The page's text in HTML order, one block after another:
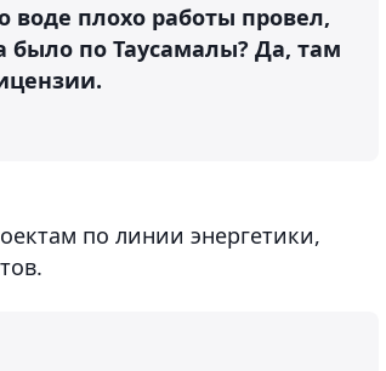
воде плохо работы провел,
по Таусамалы? Да, там
по линии энергетики,